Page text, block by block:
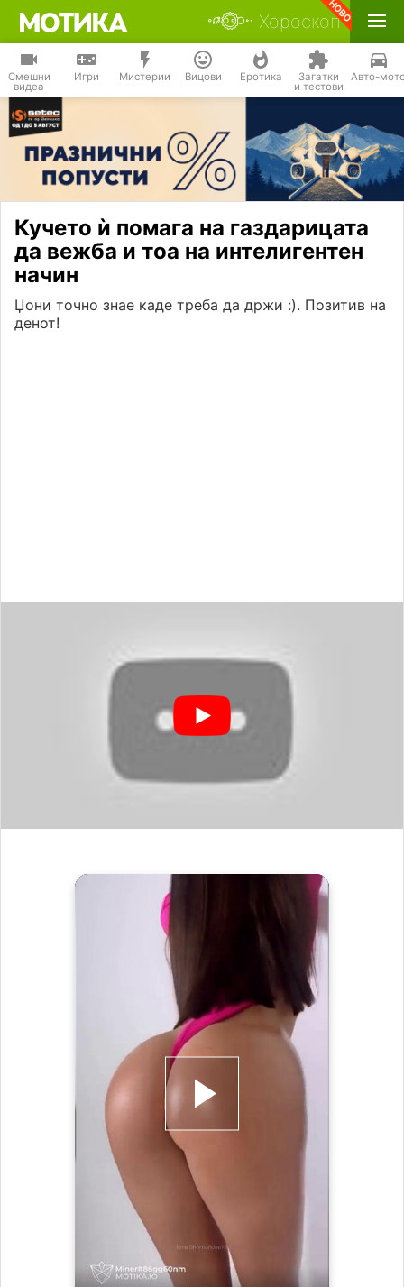
Хороскоп
Смешни
видеа
Игри Мистерии Вицови Еротика Загатки
и тестови
Авто-
Кучето ѝ помага на газдарицата
да вежба и тоа на интелигентен
начин
Џони точно знае каде треба да држи :). Позитив на
денот!